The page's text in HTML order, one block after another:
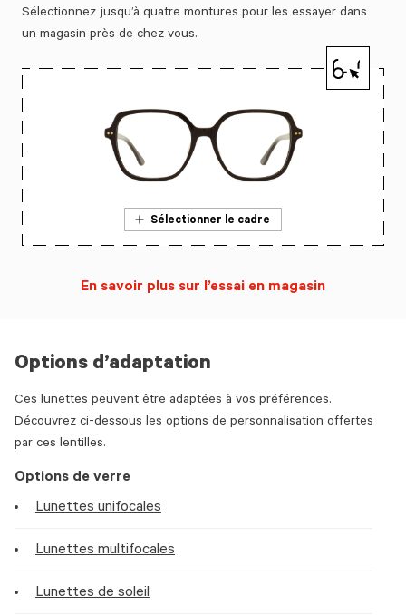
Options d’adaptation
Ces lunettes peuvent être adaptées à vos préférences.
Découvrez ci-dessous les options de personnalisation offertes
par ces lentilles.
Options de verre
Lunettes unifocales
Lunettes multifocales
Lunettes de soleil
Sélectionnez jusqu’à quatre montures pour les essayer dans
un magasin près de chez vous.
Sélectionner le cadre
En savoir plus sur l’essai en magasin